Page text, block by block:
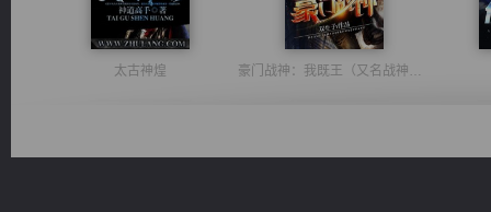
太古神煌 豪门战神：我既王（又名战神归来不败神婿修罗战神）